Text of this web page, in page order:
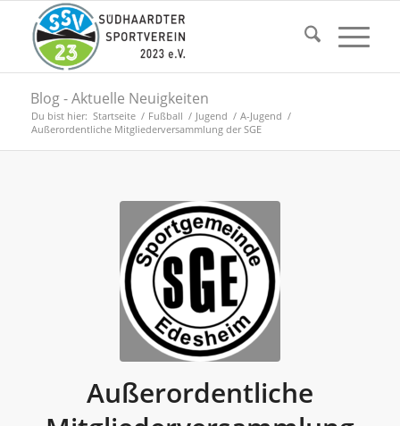
Blog - Aktuelle Neuigkeiten
Du bist hier: Startseite / Fußball / Jugend / A-Jugend /
Außerordentliche Mitgliederversammlung der SGE
Außerordentliche